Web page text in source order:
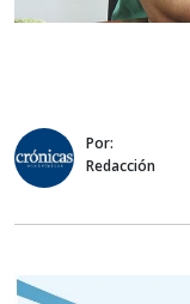
Por:
Redacción